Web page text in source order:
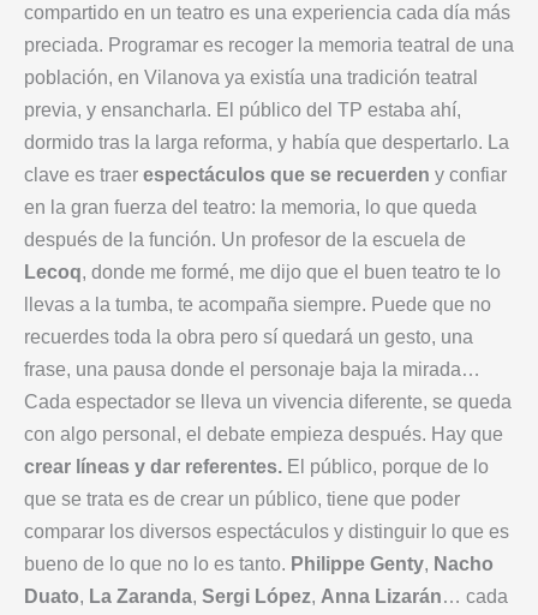
compartido en un teatro es una experiencia cada día más
preciada. Programar es recoger la memoria teatral de una
población, en Vilanova ya existía una tradición teatral
previa, y ensancharla. El público del TP estaba ahí,
dormido tras la larga reforma, y había que despertarlo. La
clave es traer espectáculos que se recuerden y confiar
en la gran fuerza del teatro: la memoria, lo que queda
después de la función. Un profesor de la escuela de
Lecoq, donde me formé, me dijo que el buen teatro te lo
llevas a la tumba, te acompaña siempre. Puede que no
recuerdes toda la obra pero sí quedará un gesto, una
frase, una pausa donde el personaje baja la mirada…
Cada espectador se lleva un vivencia diferente, se queda
con algo personal, el debate empieza después. Hay que
crear líneas y dar referentes. El público, porque de lo
que se trata es de crear un público, tiene que poder
comparar los diversos espectáculos y distinguir lo que es
bueno de lo que no lo es tanto. Philippe Genty, Nacho
Duato, La Zaranda, Sergi López, Anna Lizarán… cada